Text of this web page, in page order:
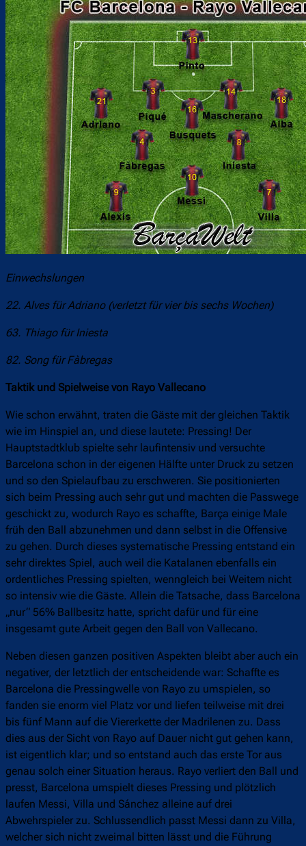
Einwechslungen
22. Alves für Adriano (verletzt für vier bis sechs Wochen)
63. Thiago für Iniesta
82. Song für Fàbregas
Taktik und Spielweise von Rayo Vallecano
Wie schon erwähnt, traten die Gäste mit der gleichen Taktik
wie im Hinspiel an, und diese lautete: Pressing! Der
Hauptstadtklub spielte sehr laufintensiv und versuchte
Barcelona schon in der eigenen Hälfte unter Druck zu setzen
und so den Spielaufbau zu erschweren. Sie positionierten
sich beim Pressing auch sehr gut und machten die Passwege
geschickt zu, wodurch Rayo es schaffte, Barça einige Male
früh den Ball abzunehmen und dann selbst in die Offensive
zu gehen. Durch dieses systematische Pressing entstand ein
sehr direktes Spiel, auch weil die Katalanen ebenfalls ein
ordentliches Pressing spielten, wenngleich bei Weitem nicht
so intensiv wie die Gäste. Allein die Tatsache, dass Barcelona
„nur“ 56% Ballbesitz hatte, spricht dafür und für eine
insgesamt gute Arbeit gegen den Ball von Vallecano.
Neben diesen ganzen positiven Aspekten bleibt aber auch ein
negativer, der letztlich der entscheidende war: Schaffte es
Barcelona die Pressingwelle von Rayo zu umspielen, so
fanden sie enorm viel Platz vor und liefen teilweise mit drei
bis fünf Mann auf die Viererkette der Madrilenen zu. Dass
dies aus der Sicht von Rayo auf Dauer nicht gut gehen kann,
ist eigentlich klar; und so entstand auch das erste Tor aus
genau solch einer Situation heraus. Rayo verliert den Ball und
presst, Barcelona umspielt dieses Pressing und plötzlich
laufen Messi, Villa und Sánchez alleine auf drei
Abwehrspieler zu. Schlussendlich passt Messi dann zu Villa,
welcher sich nicht zweimal bitten lässt und die Führung